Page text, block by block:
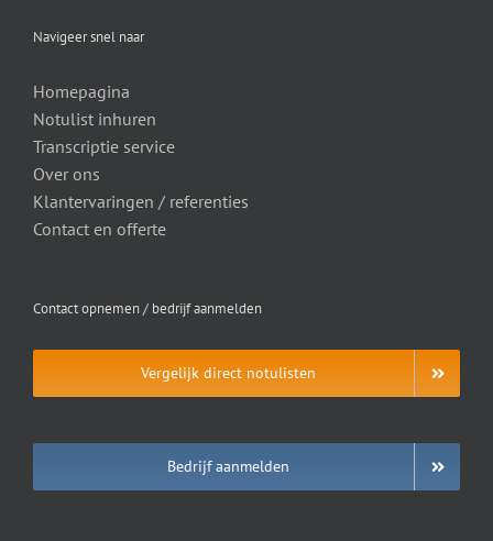
Navigeer snel naar
Homepagina
Notulist inhuren
Transcriptie service
Over ons
Klantervaringen / referenties
Contact en offerte
Contact opnemen / bedrijf aanmelden
Vergelijk direct notulisten
Bedrijf aanmelden